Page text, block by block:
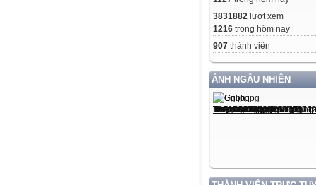
3831882 lượt xem
1216 trong hôm nay
907 thành viên
ẢNH NGẪU NHIÊN